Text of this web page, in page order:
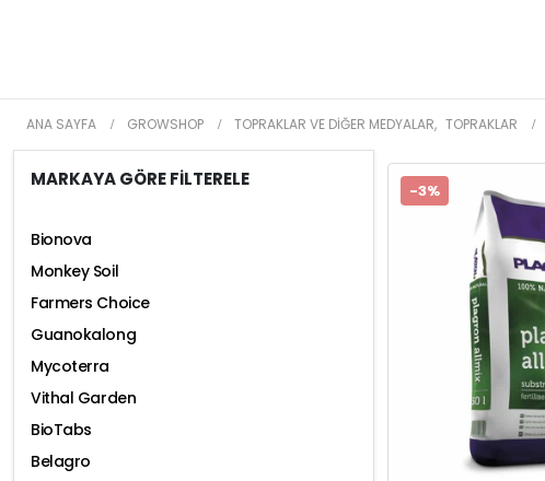
ANA SAYFA GROWSHOP TOPRAKLAR VE DIĞER MEDYALAR, TOPRAKLAR
-3%
MARKAYA GÖRE FİLTERELE
Bionova
Monkey Soil
Farmers Choice
Guanokalong
Mycoterra
Vithal Garden
BioTabs
Belagro